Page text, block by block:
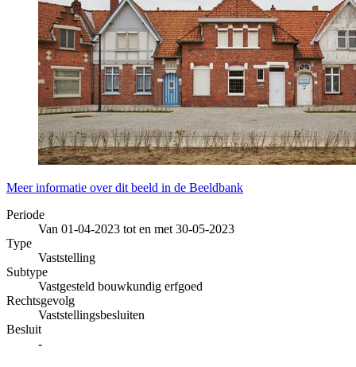
Meer informatie over dit beeld in de Beeldbank
Periode
Van 01-04-2023 tot en met 30-05-2023
Type
Vaststelling
Subtype
Vastgesteld bouwkundig erfgoed
Rechtsgevolg
Vaststellingsbesluiten
Besluit
-